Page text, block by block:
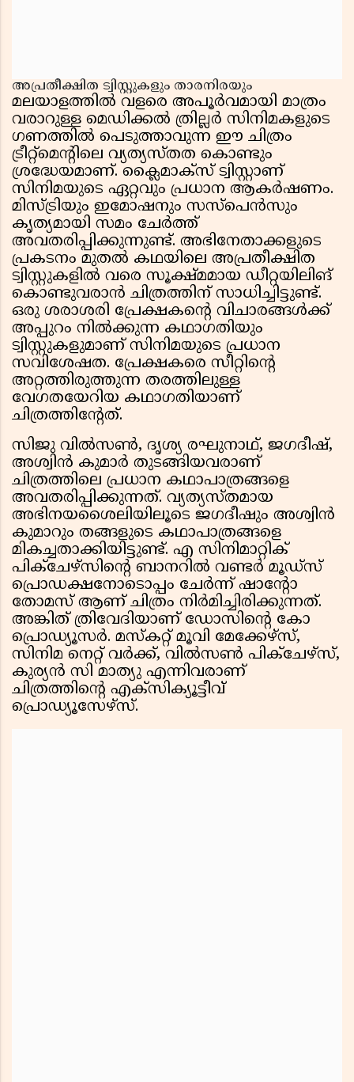
അപ്രതീക്ഷിത ട്വിസ്റ്റുകളും താരനിരയും
മലയാളത്തിൽ വളരെ അപൂർവമായി മാത്രം
വരാറുള്ള മെഡിക്കൽ ത്രില്ലർ സിനിമകളുടെ
ഗണത്തിൽ പെടുത്താവുന്ന ഈ ചിത്രം
ട്രീറ്റ്‌മെൻ്റിലെ വ്യത്യസ്തത കൊണ്ടും
ശ്രദ്ധേയമാണ്. ക്ലൈമാക്‌സ്‌ ട്വിസ്റ്റാണ്
സിനിമയുടെ ഏറ്റവും പ്രധാന ആകർഷണം.
മിസ്ട്രിയും ഇമോഷനും സസ്പെൻസും
കൃത്യമായി സമം ചേർത്ത്
അവതരിപ്പിക്കുന്നുണ്ട്. അഭിനേതാക്കളുടെ
പ്രകടനം മുതൽ കഥയിലെ അപ്രതീക്ഷിത
ട്വിസ്റ്റുകളിൽ വരെ സൂക്ഷ്മമായ ഡീറ്റയിലിങ്
കൊണ്ടുവരാൻ ചിത്രത്തിന് സാധിച്ചിട്ടുണ്ട്.
ഒരു ശരാശരി പ്രേക്ഷകൻ്റെ വിചാരങ്ങൾക്ക്
അപ്പുറം നിൽക്കുന്ന കഥാഗതിയും
ട്വിസ്റ്റുകളുമാണ് സിനിമയുടെ പ്രധാന
സവിശേഷത. പ്രേക്ഷകരെ സീറ്റിൻ്റെ
അറ്റത്തിരുത്തുന്ന തരത്തിലുള്ള
വേഗതയേറിയ കഥാഗതിയാണ്
ചിത്രത്തിൻ്റേത്.
സിജു വിൽസൺ, ദൃശ്യ രഘുനാഥ്, ജഗദീഷ്,
അശ്വിൻ കുമാർ തുടങ്ങിയവരാണ്
ചിത്രത്തിലെ പ്രധാന കഥാപാത്രങ്ങളെ
അവതരിപ്പിക്കുന്നത്. വ്യത്യസ്തമായ
അഭിനയശൈലിയിലൂടെ ജഗദീഷും അശ്വിൻ
കുമാറും തങ്ങളുടെ കഥാപാത്രങ്ങളെ
മികച്ചതാക്കിയിട്ടുണ്ട്. എ സിനിമാറ്റിക്
പിക്‌ചേഴ്‌സിൻ്റെ ബാനറിൽ വണ്ടർ മൂഡ്‌സ്
പ്രൊഡക്ഷനോടൊപ്പം ചേർന്ന് ഷാൻ്റോ
തോമസ് ആണ് ചിത്രം നിർമിച്ചിരിക്കുന്നത്.
അങ്കിത് ത്രിവേദിയാണ് ഡോസിൻ്റെ കോ
പ്രൊഡ്യൂസർ. മസ്കറ്റ് മൂവി മേക്കേഴ്സ്,
സിനിമ നെറ്റ് വർക്ക്, വിൽസൺ പിക്ചേഴ്‌സ്,
കുര്യൻ സി മാത്യു എന്നിവരാണ്
ചിത്രത്തിൻ്റെ എക്‌സിക്യൂട്ടീവ്
പ്രൊഡ്യൂസേഴ്സ്.